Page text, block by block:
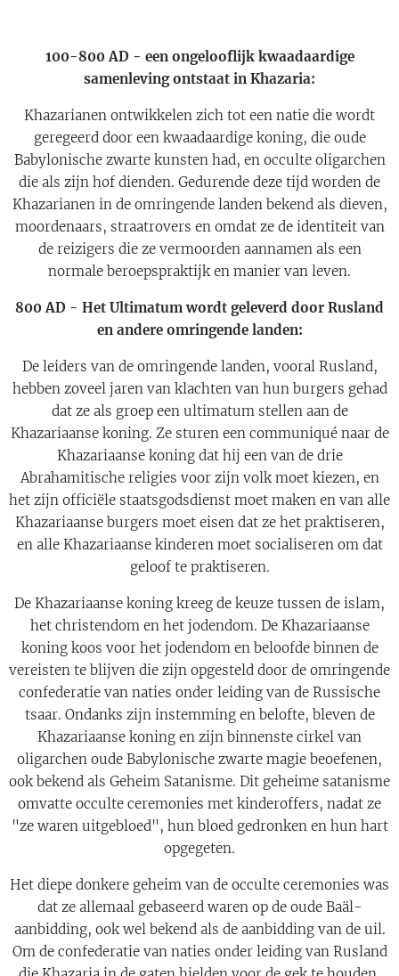
100-800 AD - een ongelooflijk kwaadaardige
samenleving ontstaat in Khazaria:
Khazarianen ontwikkelen zich tot een natie die wordt
geregeerd door een kwaadaardige koning, die oude
Babylonische zwarte kunsten had, en occulte oligarchen
die als zijn hof dienden. Gedurende deze tijd worden de
Khazarianen in de omringende landen bekend als dieven,
moordenaars, straatrovers en omdat ze de identiteit van
de reizigers die ze vermoorden aannamen als een
normale beroepspraktijk en manier van leven.
800 AD - Het Ultimatum wordt geleverd door Rusland
en andere omringende landen:
De leiders van de omringende landen, vooral Rusland,
hebben zoveel jaren van klachten van hun burgers gehad
dat ze als groep een ultimatum stellen aan de
Khazariaanse koning. Ze sturen een communiqué naar de
Khazariaanse koning dat hij een van de drie
Abrahamitische religies voor zijn volk moet kiezen, en
het zijn officiële staatsgodsdienst moet maken en van alle
Khazariaanse burgers moet eisen dat ze het praktiseren,
en alle Khazariaanse kinderen moet socialiseren om dat
geloof te praktiseren.
De Khazariaanse koning kreeg de keuze tussen de islam,
het christendom en het jodendom. De Khazariaanse
koning koos voor het jodendom en beloofde binnen de
vereisten te blijven die zijn opgesteld door de omringende
confederatie van naties onder leiding van de Russische
tsaar. Ondanks zijn instemming en belofte, bleven de
Khazariaanse koning en zijn binnenste cirkel van
oligarchen oude Babylonische zwarte magie beoefenen,
ook bekend als Geheim Satanisme. Dit geheime satanisme
omvatte occulte ceremonies met kinderoffers, nadat ze
"ze waren uitgebloed", hun bloed gedronken en hun hart
opgegeten.
Het diepe donkere geheim van de occulte ceremonies was
dat ze allemaal gebaseerd waren op de oude Baäl-
aanbidding, ook wel bekend als de aanbidding van de uil.
Om de confederatie van naties onder leiding van Rusland